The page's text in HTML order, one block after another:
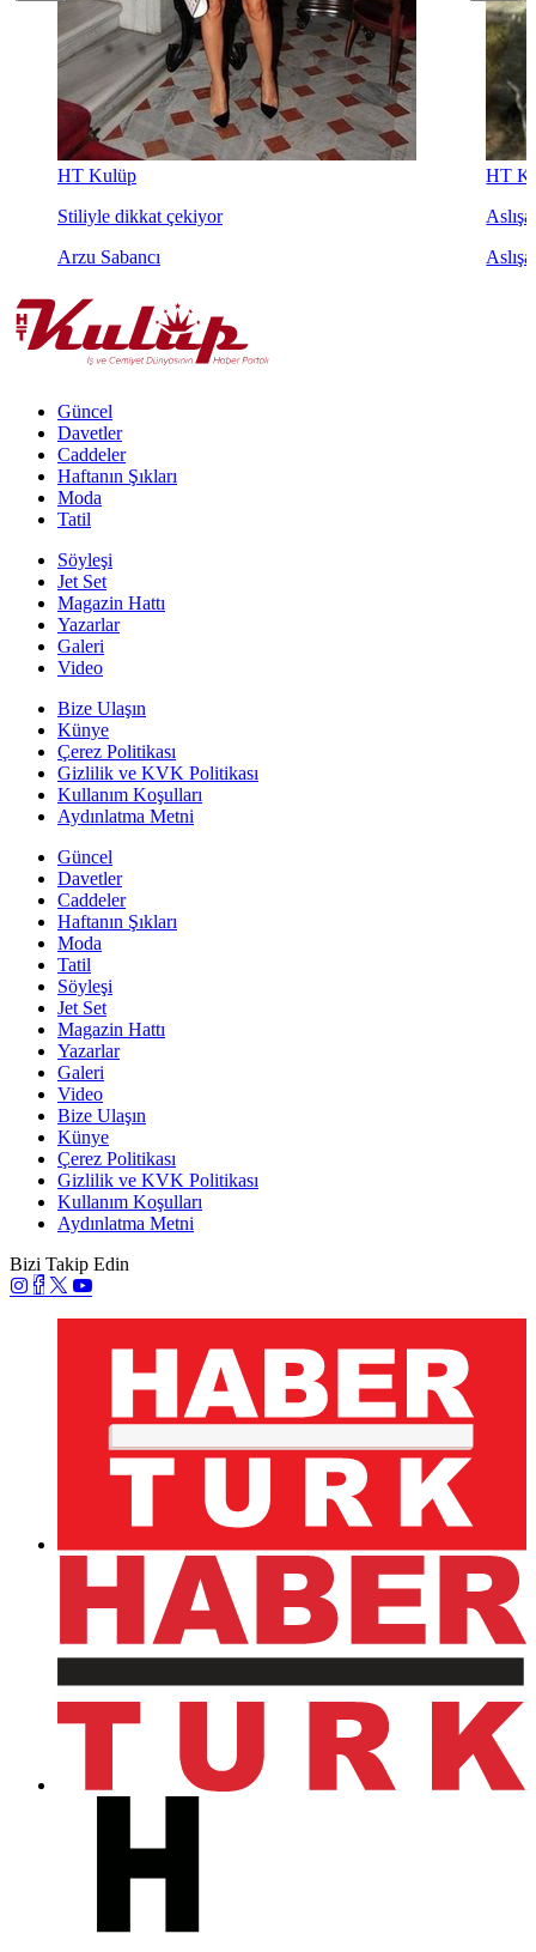
HT Kulüp
Stiliyle dikkat çekiyor
Arzu Sabancı
HT
Güncel
Davetler
Caddeler
Haftanın Şıkları
Moda
Tatil
Söyleşi
Jet Set
Magazin Hattı
Yazarlar
Galeri
Video
Bize Ulaşın
Künye
Çerez Politikası
Gizlilik ve KVK Politikası
Kullanım Koşulları
Aydınlatma Metni
Güncel
Davetler
Caddeler
Haftanın Şıkları
Moda
Tatil
Söyleşi
Jet Set
Magazin Hattı
Yazarlar
Galeri
Video
Bize Ulaşın
Künye
Çerez Politikası
Gizlilik ve KVK Politikası
Kullanım Koşulları
Aydınlatma Metni
Bizi Takip Edin